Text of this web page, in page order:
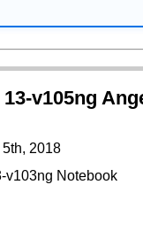
v105ng
2018